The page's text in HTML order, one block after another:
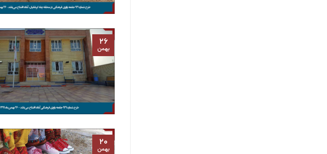
۲۶
بهمن
۲۰
بهمن